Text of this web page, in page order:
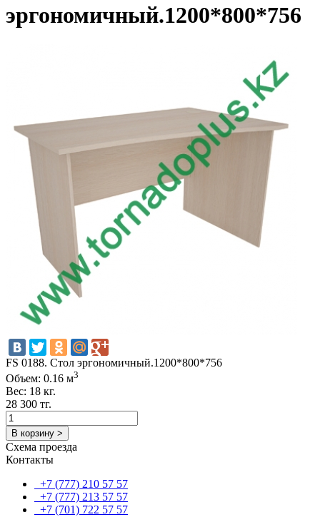
эргономичный.1200*800*756
FS 0188. Стол эргономичный.1200*800*756
Объем: 0.16 м3
Вес: 18 кг.
28 300 тг.
В корзину >
Схема проезда
Контакты
+7 (777) 210 57 57
+7 (777) 213 57 57
+7 (701) 722 57 57